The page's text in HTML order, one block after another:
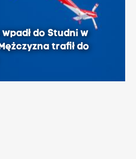
do Studni w
trafił do